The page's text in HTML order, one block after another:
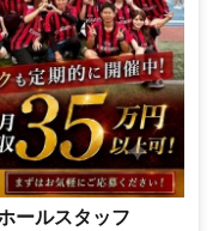
ールスタッフ